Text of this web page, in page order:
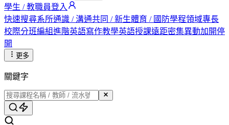
學生 / 教職員登入
快速搜尋系所通識 / 溝通共同 / 新生體育 / 國防學程領域專長
校際分班編組進階英語寫作教學英語授課遠距密集異動加開停
開
更多
關鍵字